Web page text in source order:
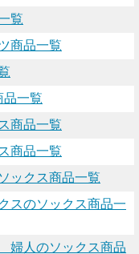
覧
商品一覧
品一覧
商品一覧
商品一覧
ックス商品一覧
スのソックス商品一
人のソックス商品